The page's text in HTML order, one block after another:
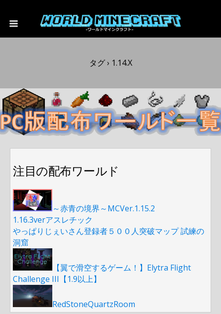
タグ › 1.14.x
注目の配布ワールド
～赤青の境界～MCVer.1.15.2
1.16.3verアスレチック
やっぱりじぇいさん登録者５００人突破マップ 試練の
洞窟
【翼で滑空するゲーム！】Elytra Flight
Challenge III【1.9以上】
RedStoneQuartzRoom